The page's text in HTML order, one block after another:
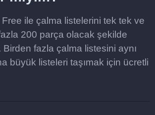
ile çalma listelerini tek tek ve
200 parça olacak şekilde
fazla çalma listesini aynı
büyük listeleri taşımak için ücretli